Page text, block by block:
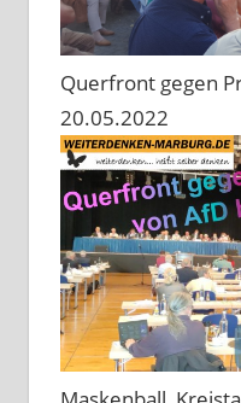
Querfront gegen
20.05.2022